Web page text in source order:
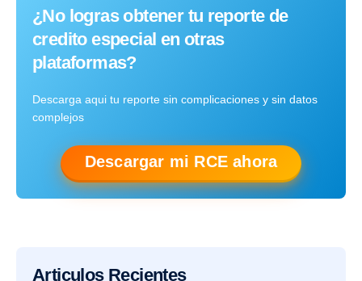
¿No logras obtener tu reporte de
credito especial en otras
plataformas?
Descarga aqui tu reporte sin complicaciones y sin datos
complejos
Descargar mi RCE ahora
Articulos Recientes